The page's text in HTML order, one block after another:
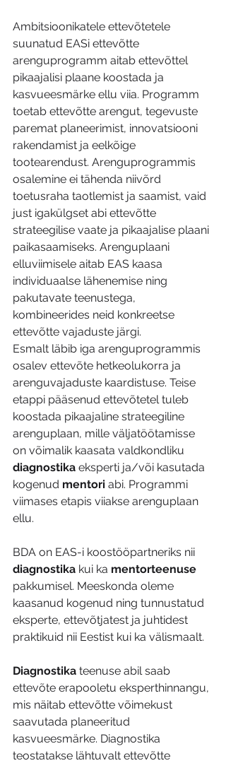
Ambitsioonikatele ettevõtetele
suunatud EASi ettevõtte
arenguprogramm aitab ettevõttel
pikaajalisi plaane koostada ja
kasvueesmärke ellu viia. Programm
toetab ettevõtte arengut, tegevuste
paremat planeerimist, innovatsiooni
rakendamist ja eelkõige
tootearendust. Arenguprogrammis
osalemine ei tähenda niivõrd
toetusraha taotlemist ja saamist, vaid
just igakülgset abi ettevõtte
strateegilise vaate ja pikaajalise plaani
paikasaamiseks. Arenguplaani
elluviimisele aitab EAS kaasa
individuaalse lähenemise ning
pakutavate teenustega,
kombineerides neid konkreetse
ettevõtte vajaduste järgi.
Esmalt läbib iga arenguprogrammis
osalev ettevõte hetkeolukorra ja
arenguvajaduste kaardistuse. Teise
etappi pääsenud ettevõtetel tuleb
koostada pikaajaline strateegiline
arenguplaan, mille väljatöötamisse
on võimalik kaasata valdkondliku
diagnostika eksperti ja/või kasutada
kogenud mentori abi. Programmi
viimases etapis viiakse arenguplaan
ellu.
BDA on EAS-i koostööpartneriks nii
diagnostika kui ka mentorteenuse
pakkumisel. Meeskonda oleme
kaasanud kogenud ning tunnustatud
eksperte, ettevõtjatest ja juhtidest
praktikuid nii Eestist kui ka välismaalt.
Diagnostika teenuse abil saab
ettevõte erapooletu eksperthinnangu,
mis näitab ettevõtte võimekust
saavutada planeeritud
kasvueesmärke. Diagnostika
teostatakse lähtuvalt ettevõtte